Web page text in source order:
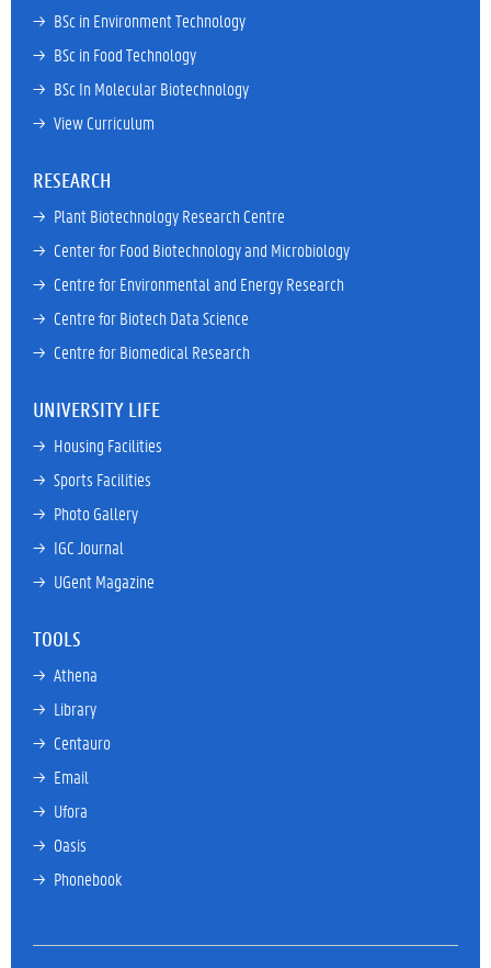
→ BSc in Environment Technology
→ BSc in Food Technology
→ BSc In Molecular Biotechnology
→ View Curriculum
RESEARCH
→ Plant Biotechnology Research Centre
→ Center for Food Biotechnology and Microbiology
→ Centre for Environmental and Energy Research
→ Centre for Biotech Data Science
→ Centre for Biomedical Research
UNIVERSITY LIFE
→ Housing Facilities
→ Sports Facilities
→ Photo Gallery
→ IGC Journal
→ UGent Magazine
TOOLS
→ Athena
→ Library
→ Centauro
→ Email
→ Ufora
→ Oasis
→ Phonebook